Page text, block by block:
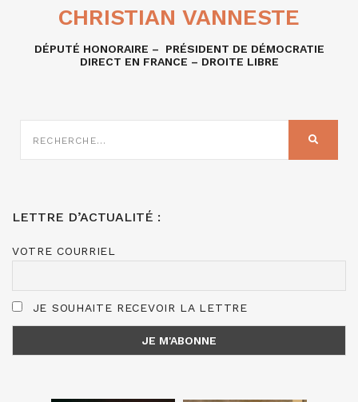
CHRISTIAN VANNESTE
DÉPUTÉ HONORAIRE – PRÉSIDENT DE DÉMOCRATIE
DIRECT EN FRANCE – DROITE LIBRE
SUR
LETTRE D’ACTUALITÉ :
VOTRE COURRIEL
JE SOUHAITE RECEVOIR LA LETTRE